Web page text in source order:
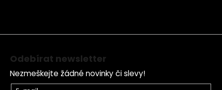
Odebírat newsletter
Nezmeškejte žádné novinky či slevy!